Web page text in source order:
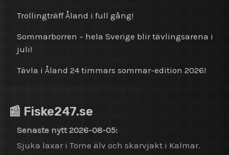
Trollingträff Åland i full gång!
Sommarborren – hela Sverige blir tävlingsarena i
juli!
Tävla i Åland 24 timmars sommar-edition 2026!
📰 Fiske247.se
Senaste nytt 2026-08-05:
Sjuka laxar i Torne älv och skarvjakt i Kalmar.